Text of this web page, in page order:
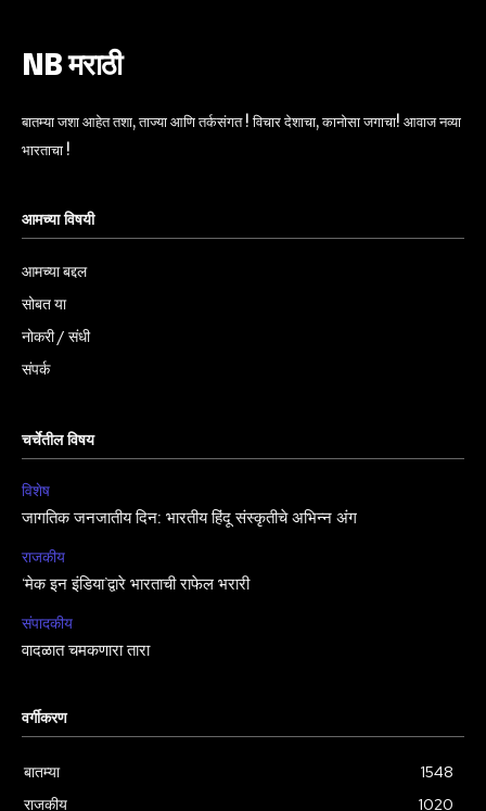
NB मराठी
बातम्या जशा आहेत तशा, ताज्या आणि तर्कसंगत ! विचार देशाचा, कानोसा जगाचा! आवाज नव्या
भारताचा !
आमच्या विषयी
आमच्या बद्दल
सोबत या
नोकरी / संधी
संपर्क
चर्चेतील विषय
विशेष
जागतिक जनजातीय दिन: भारतीय हिंदू संस्कृतीचे अभिन्न अंग
राजकीय
‘मेक इन इंडिया’द्वारे भारताची राफेल भरारी
संपादकीय
वादळात चमकणारा तारा
वर्गीकरण
बातम्या
1548
राजकीय
1020